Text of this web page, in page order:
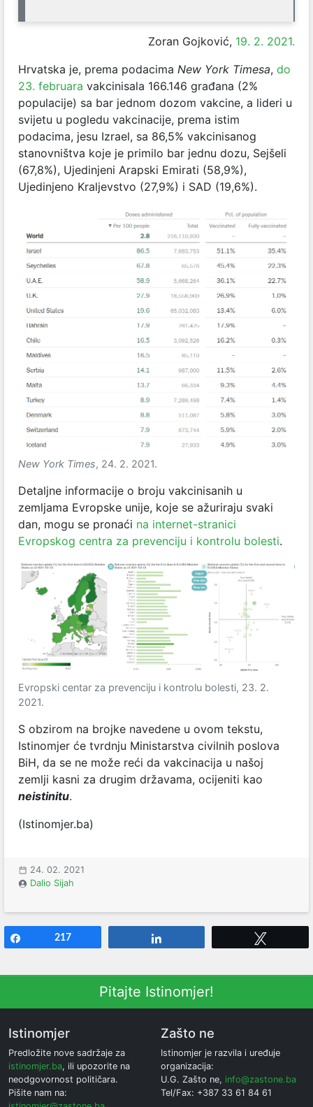
Zoran Gojković, 19. 2. 2021.
Hrvatska je, prema podacima New York Timesa, do
23. februara vakcinisala 166.146 građana (2%
populacije) sa bar jednom dozom vakcine, a lideri u
svijetu u pogledu vakcinacije, prema istim
podacima, jesu Izrael, sa 86,5% vakcinisanog
stanovništva koje je primilo bar jednu dozu, Sejšeli
(67,8%), Ujedinjeni Arapski Emirati (58,9%),
Ujedinjeno Kraljevstvo (27,9%) i SAD (19,6%).
New York Times, 24. 2. 2021.
Detaljne informacije o broju vakcinisanih u
zemljama Evropske unije, koje se ažuriraju svaki
dan, mogu se pronaći na internet-stranici
Evropskog centra za prevenciju i kontrolu bolesti.
Evropski centar za prevenciju i kontrolu bolesti, 23. 2.
2021.
S obzirom na brojke navedene u ovom tekstu,
Istinomjer će tvrdnju Ministarstva civilnih poslova
BiH, da se ne može reći da vakcinacija u našoj
zemlji kasni za drugim državama, ocijeniti kao
neistinitu.
(Istinomjer.ba)
24. 02. 2021
Dalio Sijah
217
Pitajte Istinomjer!
Istinomjer
Predložite nove sadržaje za
istinomjer.ba, ili upozorite na
neodgovornost političara.
Pišite nam na:
Zašto ne
Istinomjer je razvila i uređuje
organizacija:
U.G. Zašto ne, info@zastone.ba
Tel/Fax: +387 33 61 84 61